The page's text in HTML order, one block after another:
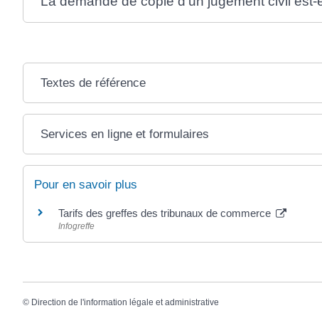
Textes de référence
Services en ligne et formulaires
Pour en savoir plus
Tarifs des greffes des tribunaux de commerce
Infogreffe
© Direction de l'information légale et administrative